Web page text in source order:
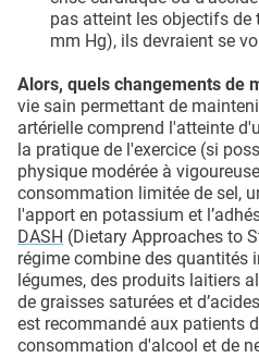
pas atteint les objectifs de
mm Hg), ils devraient se
Alors, quels changements de
vie sain permettant de
artérielle comprend l'atteinte
la pratique de l'exercice (si
physique modérée à
consommation limitée de sel,
l'apport en potassium et
DASH (Dietary Approaches to
régime combine des quantités
légumes, des produits laitiers
de graisses saturées et
est recommandé aux patients
consommation d'alcool et de